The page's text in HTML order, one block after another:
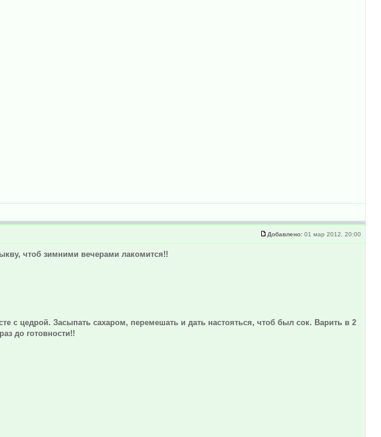
Добавлено: 01 мар 2012, 20:00
чтоб зимними вечерами лакомится!!
с цедрой. Засыпать сахаром, перемешать и дать настояться, чтоб был сок. Варить в 2
до готовности!!